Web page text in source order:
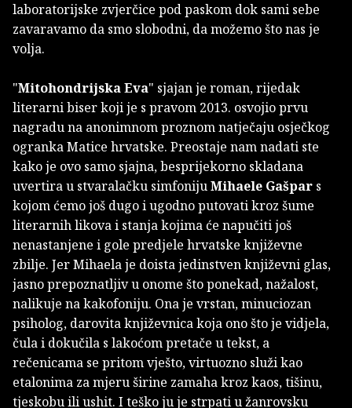
laboratorijske zvjerčice pod paskom dok sami sebe
zavaravamo da smo slobodni, da možemo što nas je
volja.
"Mitohondrijska Eva" sjajan je roman, rijedak
literarni biser koji je s pravom 2013. osvojio prvu
nagradu na anonimnom proznom natječaju osječkog
ogranka Matice hrvatske. Preostaje nam nadati ste
kako je ovo samo sjajna, besprijekorno skladana
uvertira u stvaralačku simfonijuMihaele Gašpar s
kojom ćemo još dugo i ugodno putovati kroz šume
literarnih likova i stanja kojima će napučiti još
nenastanjene i gole predjele hrvatske književne
zbilje. Jer Mihaela je doista jedinstven književni glas,
jasno prepoznatljiv u onome što ponekad, nažalost,
nalikuje na kakofoniju. Ona je vrstan, minuciozan
psiholog, darovita književnica koja ono što je vidjela,
čula i dokučila s lakoćom pretače u tekst, a
rečenicama se pritom vješto, virtuozno služi kao
etalonima za mjeru širine zamaha kroz kaos, tišinu,
tjeskobu ili ushit. I teško ju je strpati u žanrovsku